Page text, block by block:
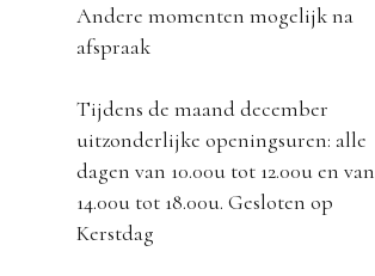
Andere momenten mogelijk na
afspraak
Tijdens de maand december
uitzonderlijke openingsuren: alle
dagen van 10.00u tot 12.00u en van
14.00u tot 18.00u. Gesloten op
Kerstdag